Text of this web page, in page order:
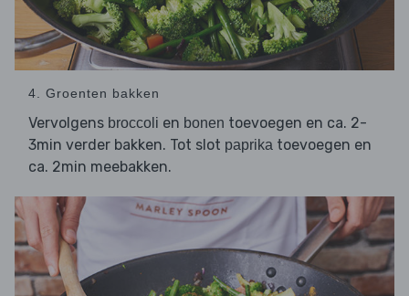
4. Groenten bakken
Vervolgens broccoli en bonen toevoegen en ca. 2-
3min verder bakken. Tot slot paprika toevoegen en
ca. 2min meebakken.